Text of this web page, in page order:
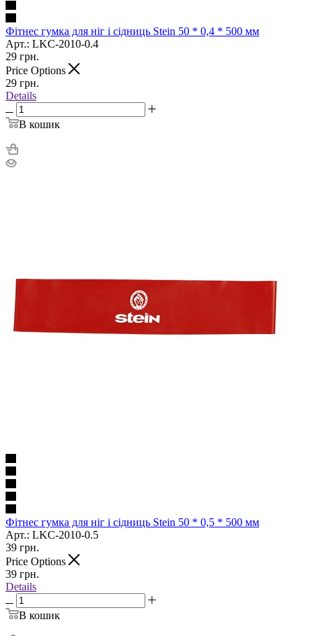
Фітнес гумка для ніг і сідниць Stein 50 * 0,4 * 500 мм
Арт.: LKC-2010-0.4
29 грн.
Price Options
29 грн.
Details
В кошик
Фітнес гумка для ніг і сідниць Stein 50 * 0,5 * 500 мм
Арт.: LKC-2010-0.5
39 грн.
Price Options
39 грн.
Details
В кошик